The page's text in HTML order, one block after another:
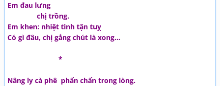
Em đau lưng
chị trồng.
Em khen: nhiệt tình tận tuỵ
Có gì đâu, chị gắng chút là xong…
*
Nâng ly cà phê phấn chấn trong lòng.